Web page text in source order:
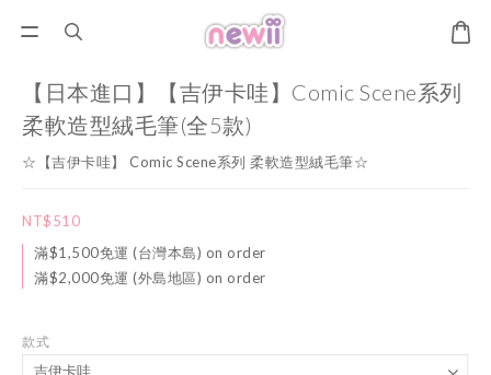
【日本進口】【吉伊卡哇】Comic Scene系列
柔軟造型絨毛筆(全5款)
☆【吉伊卡哇】 Comic Scene系列 柔軟造型絨毛筆☆
NT$510
滿$1,500免運 (台灣本島) on order
滿$2,000免運 (外島地區) on order
款式